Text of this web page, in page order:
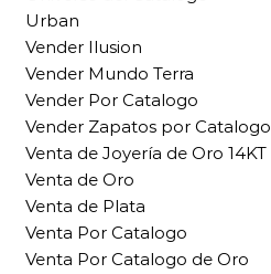
Urban
Vender Ilusion
Vender Mundo Terra
Vender Por Catalogo
Vender Zapatos por Catalogo
Venta de Joyería de Oro 14KT
Venta de Oro
Venta de Plata
Venta Por Catalogo
Venta Por Catalogo de Oro